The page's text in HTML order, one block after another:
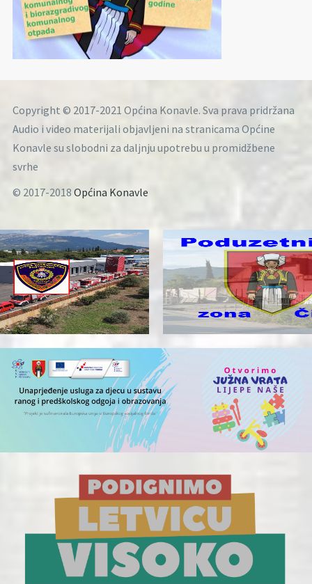
Copyright © 2017-2021 Općina Konavle. Sva prava pridržana
Audio i video materijali objavljeni na stranicama Općine
Konavle su slobodni za daljnju upotrebu u promidžbene
svrhe
© 2017-2018 Općina Konavle